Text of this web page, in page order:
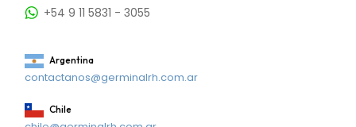
+54 9 11 5831 - 3055
Argentina
contactanos@germinalrh.com.ar
Chile